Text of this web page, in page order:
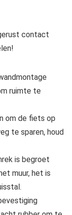
contact
ruimte te
om de fiets op
te sparen, houd
is begroet
muur, het is